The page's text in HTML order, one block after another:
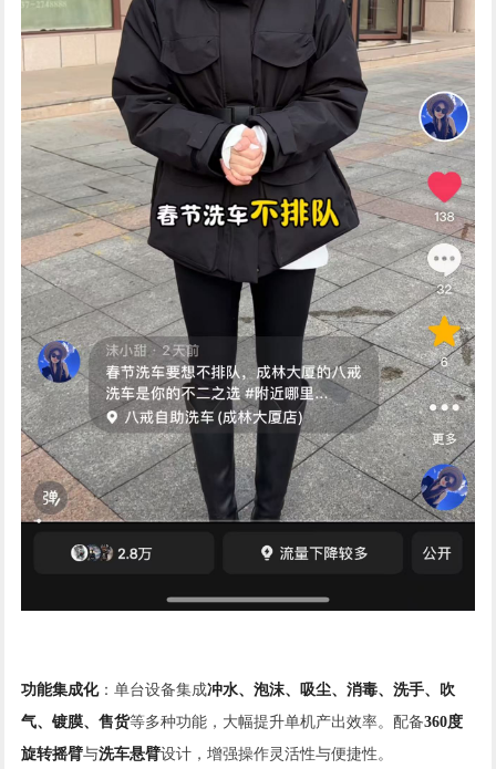
功能集成化：单台设备集成冲水、泡沫、吸尘、消毒、洗手、吹
气、镀膜、售货等多种功能，大幅提升单机产出效率。配备360度
旋转摇臂与洗车悬臂设计，增强操作灵活性与便捷性。